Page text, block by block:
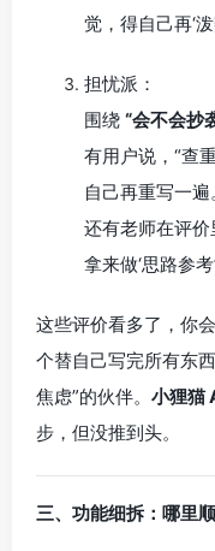
觉，得自己再‘
担忧派：
围绕 “会不会抄
有用户说，“查
自己再重写一遍
还有老师在评
拿来做‘思路参
这些评价看多了，你
个替自己写完所有东
焦虑”的伙伴。 小狸猫
步，但没推到头。
三、功能细拆：哪里